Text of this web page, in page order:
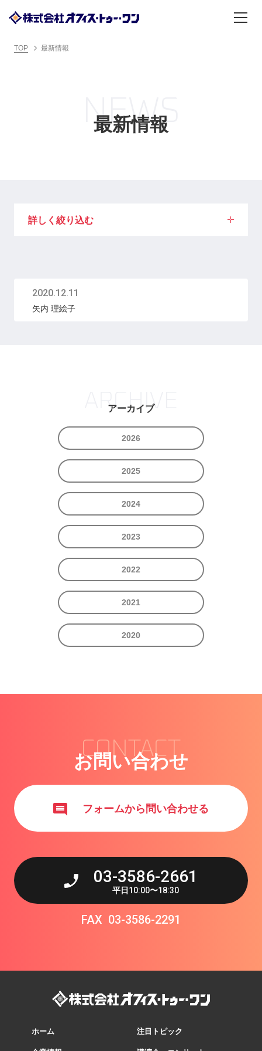
TOP 最新情報
NEWS
最新情報
詳しく絞り込む
2020.12.11
矢内 理絵子
ARCHIVE
アーカイブ
2026
2025
2024
2023
2022
2021
2020
CONTACT
お問い合わせ
フォームから問い合わせる
03-3586-2661
平日10:00〜18:30
FAX 03-3586-2291
ホーム 注目トピック